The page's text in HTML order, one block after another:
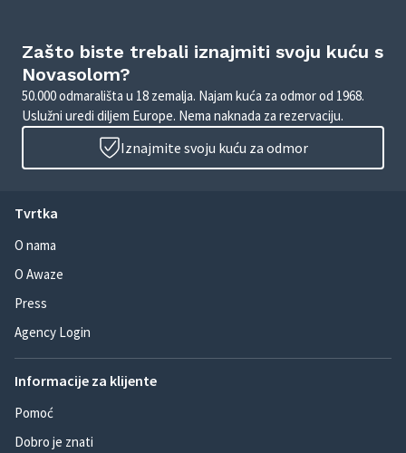
Zašto biste trebali iznajmiti svoju kuću s
Novasolom?
50.000 odmarališta u 18 zemalja. Najam kuća za odmor od 1968.
Uslužni uredi diljem Europe. Nema naknada za rezervaciju.
Iznajmite svoju kuću za odmor
Tvrtka
O nama
O Awaze
Press
Agency Login
Informacije za klijente
Pomoć
Dobro je znati